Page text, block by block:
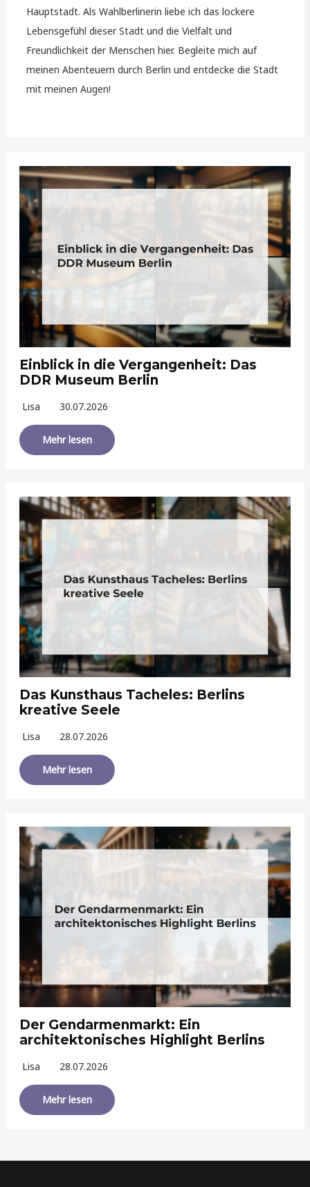
Hauptstadt. Als Wahlberlinerin liebe ich das lockere
Lebensgefühl dieser Stadt und die Vielfalt und
Freundlichkeit der Menschen hier. Begleite mich auf
meinen Abenteuern durch Berlin und entdecke die Stadt
mit meinen Augen!
Einblick in die Vergangenheit: Das
DDR Museum Berlin
Lisa 30.07.2026
Mehr lesen
Das Kunsthaus Tacheles: Berlins
kreative Seele
Lisa 28.07.2026
Mehr lesen
Der Gendarmenmarkt: Ein
architektonisches Highlight Berlins
Lisa 28.07.2026
Mehr lesen